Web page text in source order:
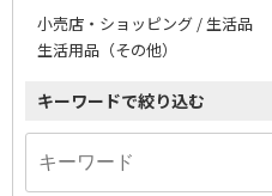
小売店・ショッピング / 生活品
生活用品（その他）
キーワードで絞り込む